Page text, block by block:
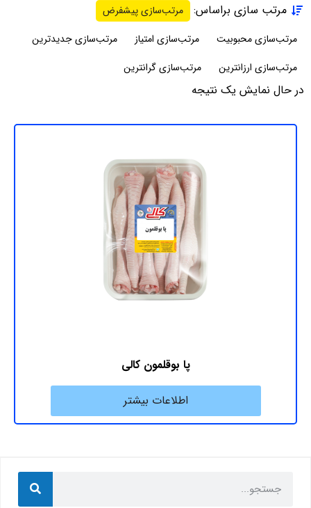
در حال نمایش یک نتیجه
مرتب سازی براساس:
مرتب‌سازی پیشفرض
مرتب‌سازی محبوبیت
مرتب‌سازی امتیاز
مرتب‌سازی جدیدترین
مرتب‌سازی ارزانترین
مرتب‌سازی گرانترین
پا بوقلمون کالی
اطلاعات بیشتر